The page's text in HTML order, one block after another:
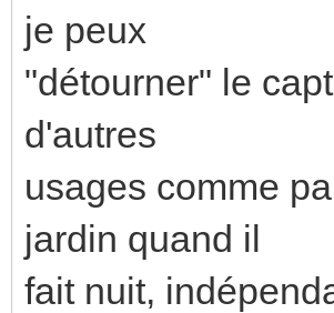
je peux
"détourner" le
d'autres
usages comme
jardin quand il
fait nuit,